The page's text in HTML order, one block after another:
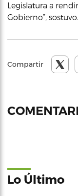
Legislatura a
Gobierno”, sostuvo.
Compartir
Lo Último